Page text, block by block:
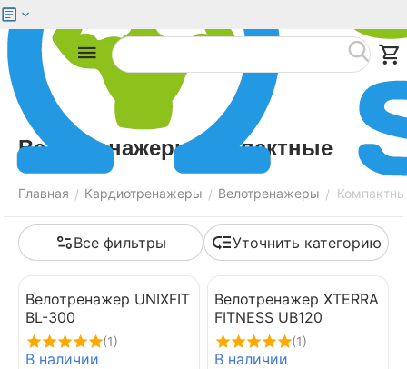
Велотренажеры компактные
Главная / Кардиотренажеры / Велотренажеры /
Все фильтры Уточнить категорию
Велотренажер UNIXFIT
BL-300
(1)
В наличии
Велотренажер XTERRA
FITNESS UB120
(1)
В наличии
Меню Найти